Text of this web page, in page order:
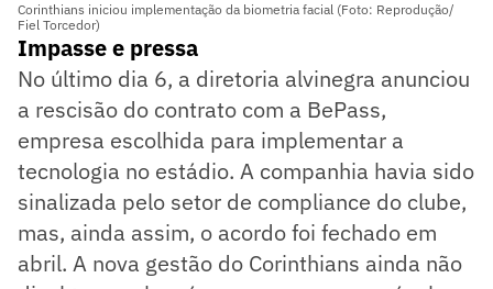
Corinthians iniciou implementação da biometria facial (Foto: Reprodução/
Fiel Torcedor)
Impasse e pressa
No último dia 6, a diretoria alvinegra anunciou
a rescisão do contrato com a BePass,
empresa escolhida para implementar a
tecnologia no estádio. A companhia havia sido
sinalizada pelo setor de compliance do clube,
mas, ainda assim, o acordo foi fechado em
abril. A nova gestão do Corinthians ainda não